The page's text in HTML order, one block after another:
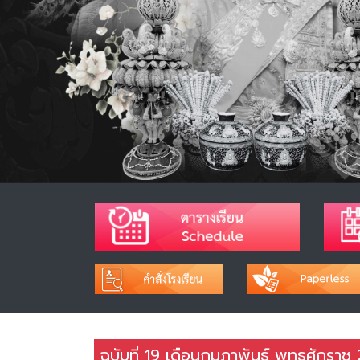
ฉบับที่ 19 เดือนกุมภาพันธ์ พุทธศักราช